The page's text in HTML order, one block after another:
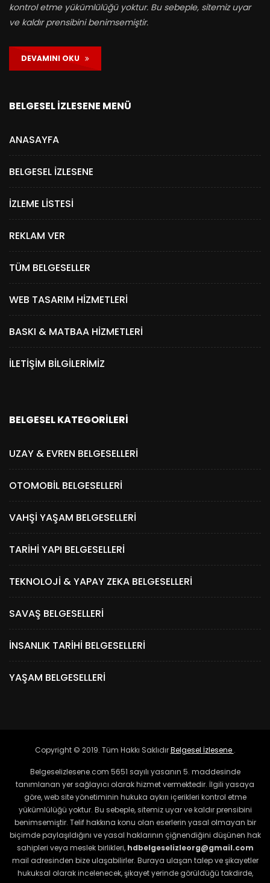
kontrol etme yükümlülüğü yoktur. Bu sebeple, sitemiz uyar
ve kaldır prensibini benimsemiştir.
DEVAMINI OKU
BELGESEL İZLESENE MENÜ
ANASAYFA
BELGESEL İZLESENE
İZLEME LISTESI
REKLAM VER
TÜM BELGESELLER
WEB TASARIM HIZMETLERI
BASKI & MATBAA HIZMETLERI
İLETIŞIM BILGILERIMIZ
BELGESEL KATEGORILERI
UZAY & EVREN BELGESELLERI
OTOMOBIL BELGESELLERI
VAHŞI YAŞAM BELGESELLERI
TARIHI YAPI BELGESELLERI
TEKNOLOJI & YAPAY ZEKA BELGESELLERI
SAVAŞ BELGESELLERI
İNSANLIK TARIHI BELGESELLERI
YAŞAM BELGESELLERI
Copyright © 2019. Tüm Hakkı SaklıdırBelgesel İzlesene .
Belgeselizlesene.com 5651 sayılı yasanın 5. maddesinde
tanımlanan yer sağlayıcı olarak hizmet vermektedir. İlgili yasaya
göre, web site yönetiminin hukuka aykırı içerikleri kontrol etme
yükümlülüğü yoktur. Bu sebeple, sitemiz uyar ve kaldır prensibini
benimsemiştir. Telif hakkına konu olan eserlerin yasal olmayan bir
biçimde paylaşıldığını ve yasal haklarının çiğnendiğini düşünen hak
sahipleri veya meslek birlikleri, hdbelgeselizleorg@gmail.com
mail adresinden bize ulaşabilirler. Buraya ulaşan talep ve şikayetler
hukuksal olarak incelenecek, şikayet yerinde görüldüğü takdirde,